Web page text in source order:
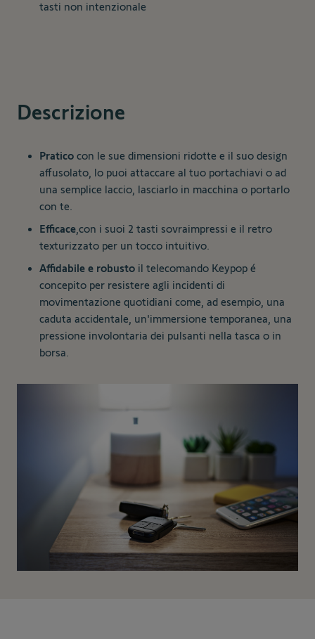
tasti non intenzionale
Descrizione
Pratico con le sue dimensioni ridotte e il suo design
affusolato, lo puoi attaccare al tuo portachiavi o ad
una semplice laccio, lasciarlo in macchina o portarlo
con te.
Efficace ,con i suoi 2 tasti sovraimpressi e il retro
texturizzato per un tocco intuitivo.
Affidabile e robusto il telecomando Keypop é
concepito per resistere agli incidenti di
movimentazione quotidiani come, ad esempio, una
caduta accidentale, un'immersione temporanea, una
pressione involontaria dei pulsanti nella tasca o in
borsa.